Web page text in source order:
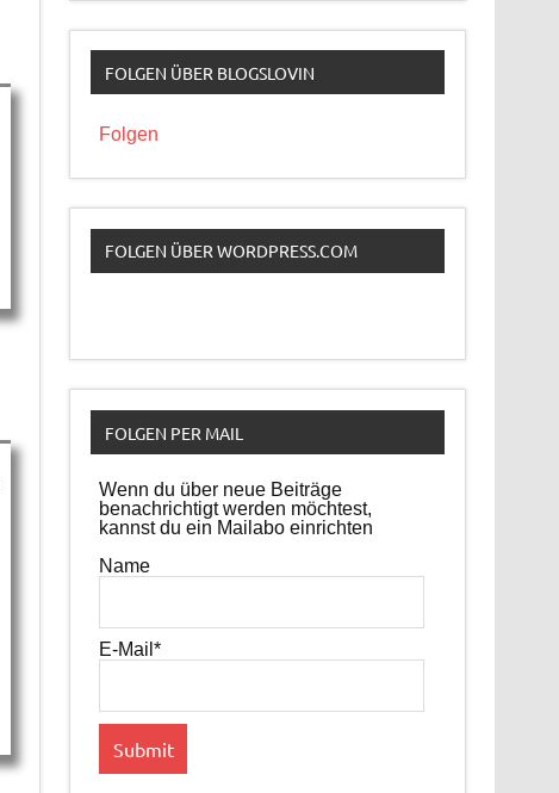
FOLGEN ÜBER BLOGSLOVIN
Folgen
FOLGEN ÜBER WORDPRESS.COM
FOLGEN PER MAIL
Wenn du über neue Beiträge
benachrichtigt werden möchtest,
kannst du ein Mailabo einrichten
Name
E-Mail*